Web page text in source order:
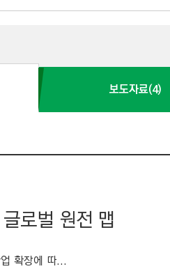
보도자료(4)
로벌 원전 맵
확장에 따...